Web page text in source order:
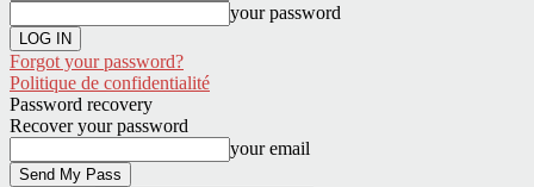
your password
Forgot your password?
Politique de confidentialité
Password recovery
Recover your password
your email